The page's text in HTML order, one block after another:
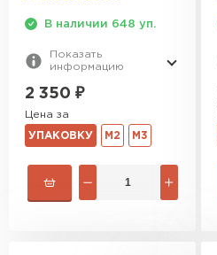
В наличии 648 уп.
Показать
информацию
2 350 ₽
Цена за
УПАКОВКУ М2 М3